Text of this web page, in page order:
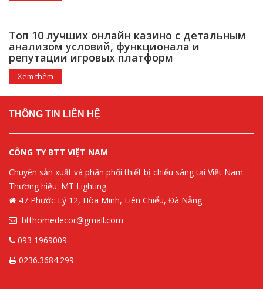
Топ 10 лучших онлайн казино с детальным
анализом условий, функционала и
репутации игровых платформ
Xem thêm
THÔNG TIN LIÊN HỆ
CÔNG TY BTT VIỆT NAM
Chuyên sản xuất và phân phối thiết bị chiếu sáng tại Việt Nam.
Thương hiệu: MT Lighting.
47 Phước Lý 12, Hòa Minh, Liên Chiểu, Đà Nẵng
btthomedecor@gmail.com
093 1969009
0236.3684.299